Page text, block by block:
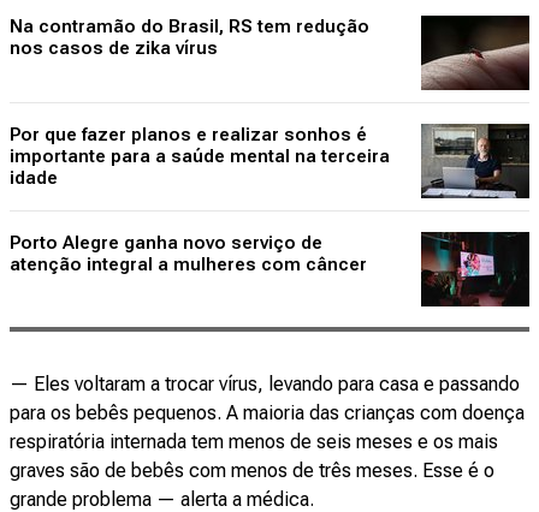
Na contramão do Brasil, RS tem redução
nos casos de zika vírus
Por que fazer planos e realizar sonhos é
importante para a saúde mental na terceira
idade
Porto Alegre ganha novo serviço de
atenção integral a mulheres com câncer
— Eles voltaram a trocar vírus, levando para casa e passando
para os bebês pequenos. A maioria das crianças com doença
respiratória internada tem menos de seis meses e os mais
graves são de bebês com menos de três meses. Esse é o
grande problema — alerta a médica.